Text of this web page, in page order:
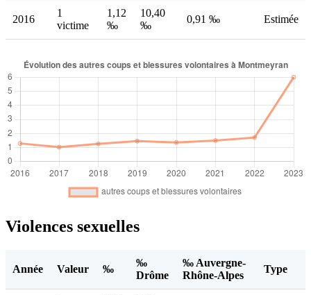
2016
1
victime
1,12
‰
10,40
‰
0,91 ‰ Estimée
Violences sexuelles
Année Valeur ‰
‰
Drôme
‰ Auvergne-
Rhône-Alpes
Type